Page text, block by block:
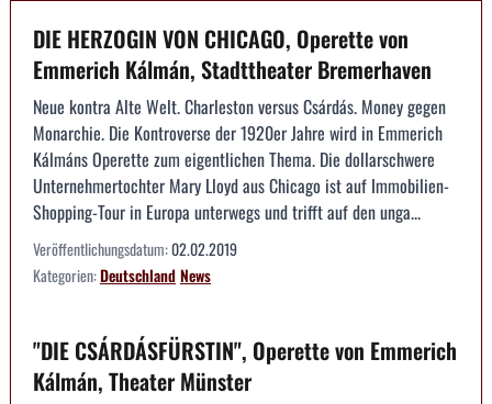
DIE HERZOGIN VON CHICAGO, Operette von
Emmerich Kálmán, Stadttheater Bremerhaven
Neue kontra Alte Welt. Charleston versus Csárdás. Money gegen
Monarchie. Die Kontroverse der 1920er Jahre wird in Emmerich
Kálmáns Operette zum eigentlichen Thema. Die dollarschwere
Unternehmertochter Mary Lloyd aus Chicago ist auf Immobilien-
Shopping-Tour in Europa unterwegs und trifft auf den unga...
Veröffentlichungsdatum:02.02.2019
Kategorien:DeutschlandNews
"DIE CSÁRDÁSFÜRSTIN", Operette von Emmerich
Kálmán, Theater Münster